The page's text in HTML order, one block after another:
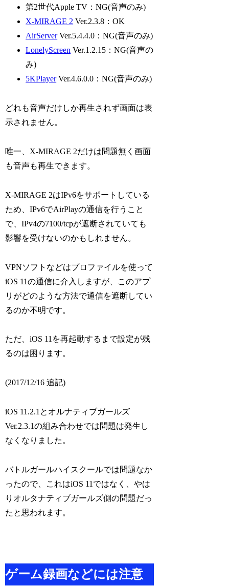
第2世代Apple TV：NG(音声のみ)
X-MIRAGE 2 Ver.2.3.8：OK
AirServerVer.5.4.4.0：NG(音声のみ)
LonelyScreen Ver.1.2.15：NG(音声の
み)
5KPlayerVer.4.6.0.0：NG(音声のみ)
どれも音声だけしか再生されず画面は表
示されません。
唯一、X-MIRAGE 2だけは問題無く画面
も音声も再生できます。
X-MIRAGE 2はIPv6をサポートしている
ため、IPv6でAirPlayの通信を行うこと
で、IPv4の7100/tcpが遮断されていても
影響を受けないのかもしれません。
VPNソフトなどはプロファイルを使って
iOS 11の通信に介入しますが、このアプ
リがどのような方法で通信を遮断してい
るのか不明です。
ただ、iOS 11を再起動するまで設定が残
るのは困ります。
(2017/12/16 追記)
iOS 11.2.1とオルナティブガールズ
Ver.2.3.1の組み合わせでは問題は発生し
なくなりました。
バトルガールハイスクールでは問題なか
ったので、これはiOS 11ではなく、やは
りオルタナティブガールズ側の問題だっ
たと思われます。
ゲーム録画などには注意